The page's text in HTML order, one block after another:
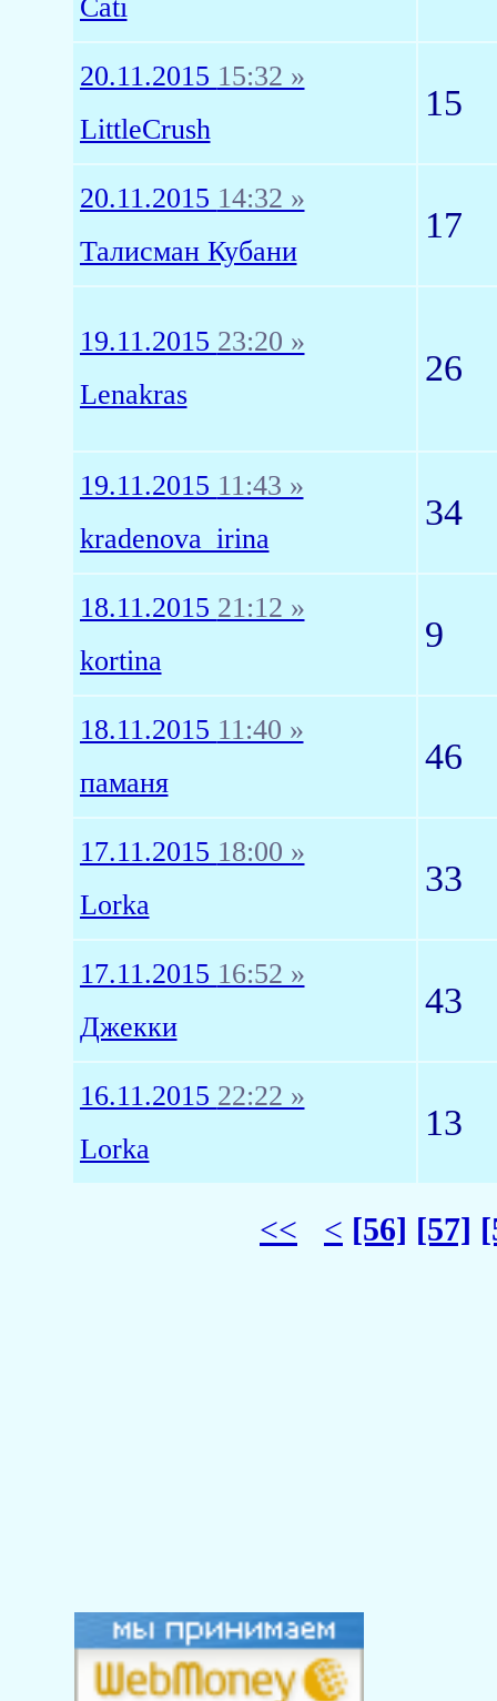
Cati
20.11.2015 15:32 »
LittleCrush
15
20.11.2015 14:32 »
Талисман Кубани
17
19.11.2015 23:20 »
Lenakras
26
19.11.2015 11:43 »
kradenova_irina
34
18.11.2015 21:12 »
kortina
9
18.11.2015 11:40 »
паманя
46
17.11.2015 18:00 »
Lorka
33
17.11.2015 16:52 »
Джекки
43
16.11.2015 22:22 »
Lorka
13
<< < [56] [57]